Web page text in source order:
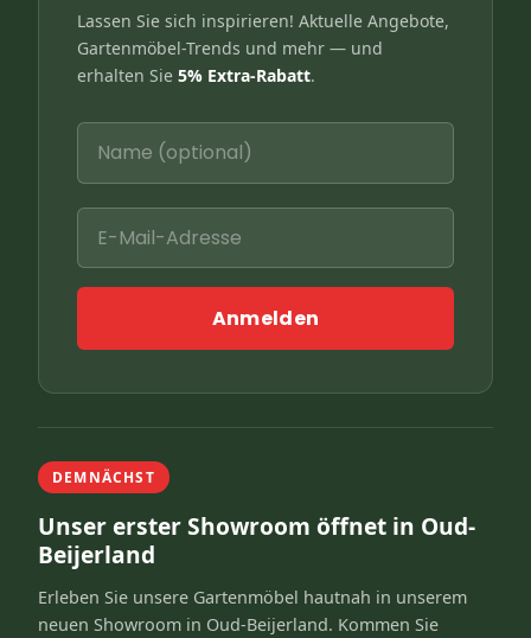
Lassen Sie sich inspirieren! Aktuelle Angebote,
Gartenmöbel-Trends und mehr — und
erhalten Sie 5% Extra-Rabatt.
Anmelden
DEMNÄCHST
Unser erster Showroom öffnet in Oud-
Beijerland
Erleben Sie unsere Gartenmöbel hautnah in unserem
neuen Showroom in Oud-Beijerland. Kommen Sie